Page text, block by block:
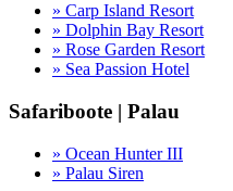
» Carp Island Resort
» Dolphin Bay Resort
» Rose Garden Resort
» Sea Passion Hotel
Safariboote | Palau
» Ocean Hunter III
» Palau Siren